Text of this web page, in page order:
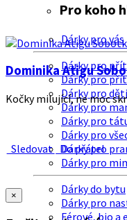
Pro koho
Dárky pro vás
Dárky pro
Dárky pro
Dárky pro děti
Dárky pro
Dárky pro
Dárky pro
Dárky pro
Dárky pro
Dárky do bytu
Dárky pro
Férové, bio a
Dominika Atigu
Kočky milující, ne moc
Sledovat Do přátel
×